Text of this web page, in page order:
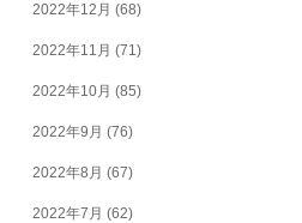
2022年12月 (68)
2022年11月 (71)
2022年10月 (85)
2022年9月 (76)
2022年8月 (67)
2022年7月 (62)